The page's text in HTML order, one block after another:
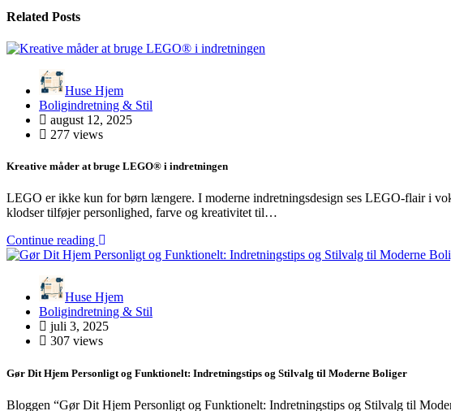
Related Posts
Huse Hjem
Boligindretning & Stil
august 12, 2025
277 views
Kreative måder at bruge LEGO® i indretningen
LEGO er ikke kun for børn længere. I moderne indretningsdesign ses LEGO-flair i
klodser tilføjer personlighed, farve og kreativitet til…
Continue reading
Huse Hjem
Boligindretning & Stil
juli 3, 2025
307 views
Gør Dit Hjem Personligt og Funktionelt: Indretningstips og Stilvalg til Moderne Boliger
Bloggen “Gør Dit Hjem Personligt og Funktionelt: Indretningstips og Stilvalg til